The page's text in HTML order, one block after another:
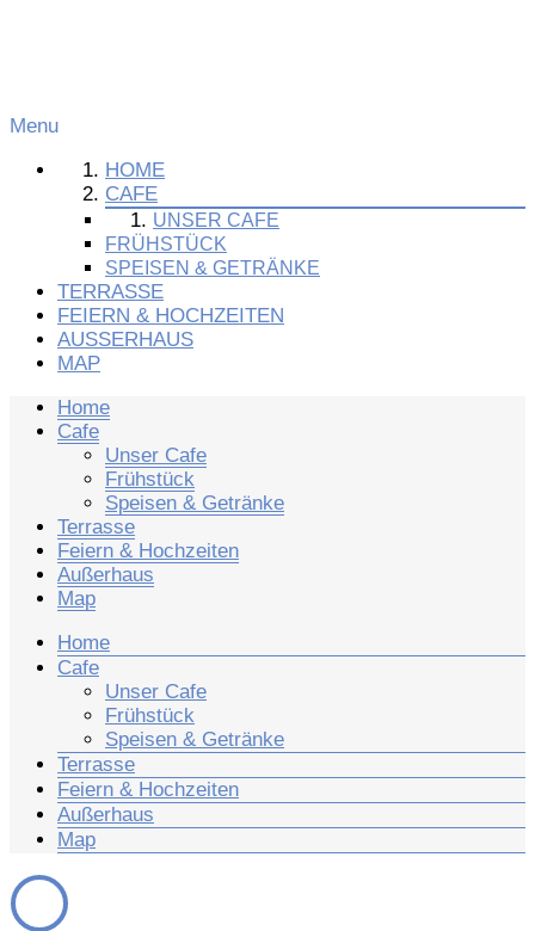
Menu
HOME
CAFE
UNSER CAFE
FRÜHSTÜCK
SPEISEN & GETRÄNKE
TERRASSE
FEIERN & HOCHZEITEN
AUSSERHAUS
MAP
Home
Cafe
Unser Cafe
Frühstück
Speisen & Getränke
Terrasse
Feiern & Hochzeiten
Außerhaus
Map
Home
Cafe
Unser Cafe
Frühstück
Speisen & Getränke
Terrasse
Feiern & Hochzeiten
Außerhaus
Map